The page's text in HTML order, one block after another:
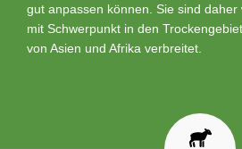
gut anpassen können. Sie sind daher
mit Schwerpunkt in den
von Asien und Afrika verbreitet.